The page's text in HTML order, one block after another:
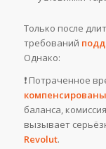
Только после
требований
Однако:
❗ Потраченное
компенсированы
баланса,
вызывает
Revolut.